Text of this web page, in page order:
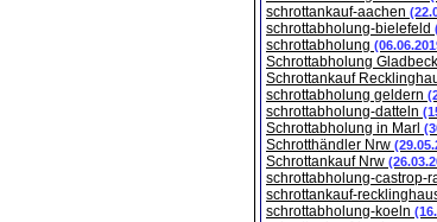
schrottankauf-aachen
schrottabholung-bielefeld
schrottabholung
Schrottabholung Gladbeck
Schrottankauf
schrottabholung geldern
schrottabholung-datteln
Schrottabholung in Marl
Schrotthändler Nrw
Schrottankauf Nrw
schrottabholung-castrop-
schrottankauf-
schrottabholung-koeln